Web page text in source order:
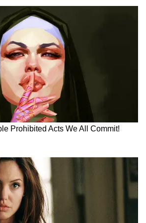
আমলে শিল্পে কী
তাপসের
২ মাস কোথায় লুকিয়ে
জবাব দিলেন সুমিত